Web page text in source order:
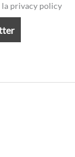
privacy policy